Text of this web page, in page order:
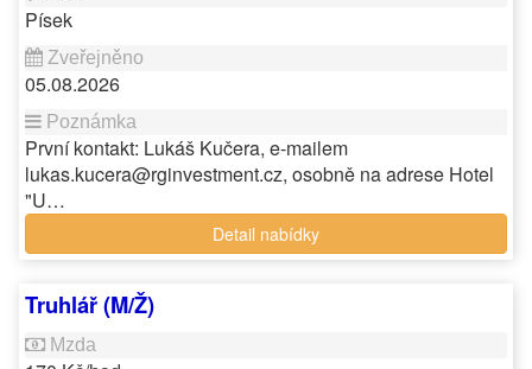
Písek
05.08.2026
První kontakt: Lukáš Kučera, e-mailem
lukas.kucera@rginvestment.cz, osobně na adrese Hotel
"U…
Detail nabídky
Truhlář (M/Ž)